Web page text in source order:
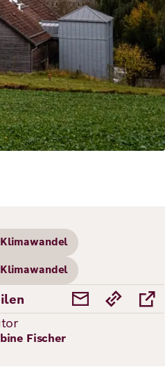
Fischer